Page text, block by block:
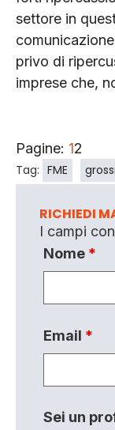
settore in
privo di
imprese che,
Pagine: 12
Tag: FME
RICHIEDI
I campi
Nome *
Email *
Sei un